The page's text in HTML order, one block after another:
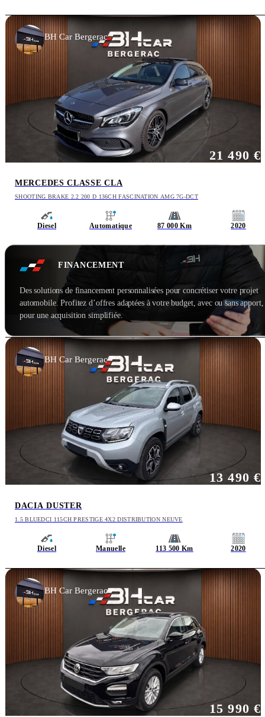
MERCEDES CLASSE CLA
SHOOTING BRAKE 2.2 200 D 136CH FASCINATION AMG 7G-DCT
Diesel Automatique 87 000 Km 2020
21 490 €
BH Car Bergerac
FINANCEMENT
Des solutions de financement personnalisées pour concrétiser votre projet
automobile. Profitez d’offres adaptées à votre budget, avec ou sans apport,
pour une acquisition simplifiée.
DACIA DUSTER
1.5 BLUEDCI 115CH PRESTIGE 4X2 DISTRIBUTION NEUVE
Diesel Manuelle 113 500 Km 2020
13 490 €
BH Car Bergerac
15 990 €
BH Car Bergerac